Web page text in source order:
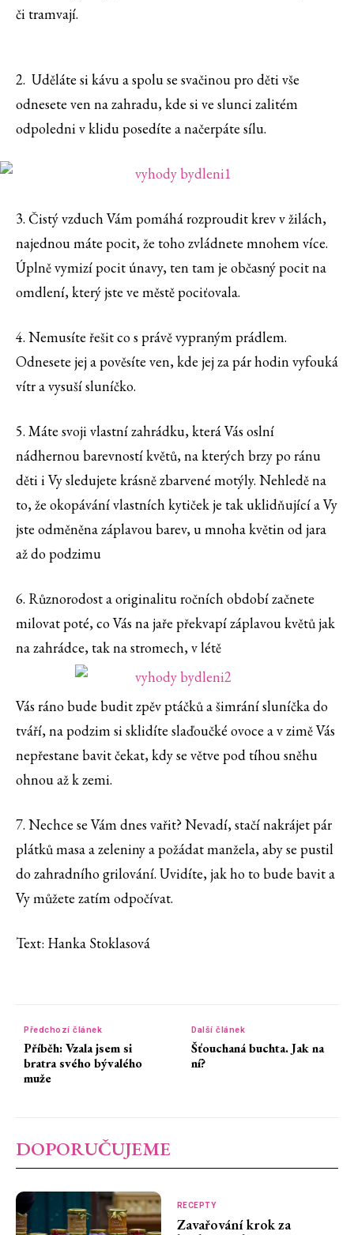
či tramvají.
2. Uděláte si kávu a spolu se svačinou pro děti vše
odnesete ven na zahradu, kde si ve slunci zalitém
odpoledni v klidu posedíte a načerpáte sílu.
3. Čistý vzduch Vám pomáhá rozproudit krev v žilách,
najednou máte pocit, že toho zvládnete mnohem více.
Úplně vymizí pocit únavy, ten tam je občasný pocit na
omdlení, který jste ve městě pociťovala.
4. Nemusíte řešit co s právě vypraným prádlem.
Odnesete jej a pověsíte ven, kde jej za pár hodin vyfouká
vítr a vysuší sluníčko.
5. Máte svoji vlastní zahrádku, která Vás oslní
nádhernou barevností květů, na kterých brzy po ránu
děti i Vy sledujete krásně zbarvené motýly. Nehledě na
to, že okopávání vlastních kytiček je tak uklidňující a Vy
jste odměněna záplavou barev, u mnoha květin od jara
až do podzimu
6. Různorodost a originalitu ročních období začnete
milovat poté, co Vás na jaře překvapí záplavou květů jak
na zahrádce, tak na stromech, v létě
Vás ráno bude budit zpěv ptáčků a šimrání sluníčka do
tváří, na podzim si sklidíte slaďoučké ovoce a v zimě Vás
nepřestane bavit čekat, kdy se větve pod tíhou sněhu
ohnou až k zemi.
7. Nechce se Vám dnes vařit? Nevadí, stačí nakrájet pár
plátků masa a zeleniny a požádat manžela, aby se pustil
do zahradního grilování. Uvidíte, jak ho to bude bavit a
Vy můžete zatím odpočívat.
Text: Hanka Stoklasová
Předchozí článek
Příběh: Vzala jsem si
bratra svého bývalého
muže
Další článek
Šťouchaná buchta. Jak na
ní?
DOPORUČUJEME
RECEPTY
Zavařování krok za